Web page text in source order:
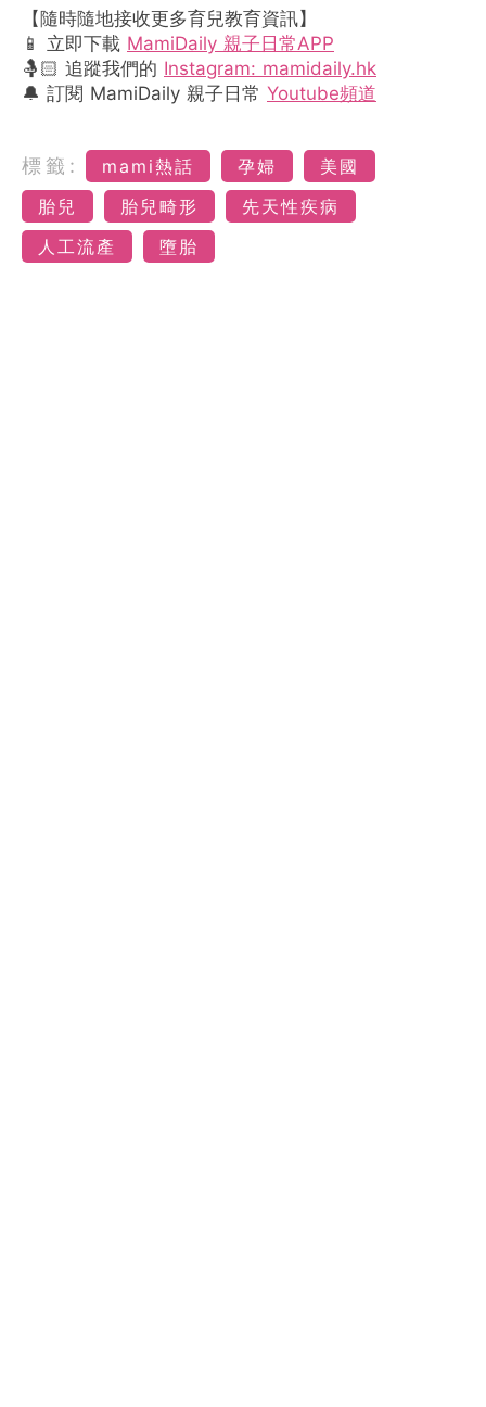
【隨時隨地接收更多育兒教育資訊】
📱 立即下載 MamiDaily 親子日常APP
🤱🏻 追蹤我們的 Instagram: mamidaily.hk
🔔 訂閱 MamiDaily 親子日常 Youtube頻道
標籤: mami熱話 孕婦
美國
胎兒
胎兒畸形
先天性疾病
人工流產
墮胎